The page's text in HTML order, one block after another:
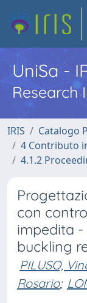
UniSa -
Research
IRIS
Catalogo
4 Contributo
4.1.2
con
impedita -
buckling
PILUSO,
Rosario;